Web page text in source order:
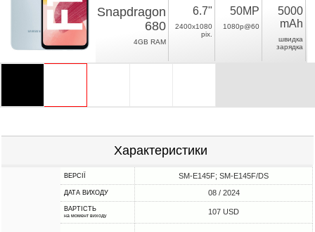
Snapdragon
680
4GB RAM
6.7"
2400x1080
pix.
50MP
1080p@60
5000
mAh
швидка
зарядка
Характеристики
ВЕРСІЇ SM-E145F; SM-E145F/DS
ДАТА ВИХОДУ 08 / 2024
ВАРТІСТЬ
на момент виходу 107 USD